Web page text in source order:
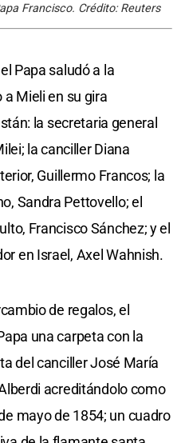
Francisco. Crédito: Reuters
Papa saludó a la
Mieli en su gira
la secretaria general
la canciller Diana
Guillermo Francos; la
Sandra Pettovello; el
Francisco Sánchez; y el
en Israel, Axel Wahnish.
de regalos, el
una carpeta con la
del canciller José María
acreditándolo como
mayo de 1854; un cuadro